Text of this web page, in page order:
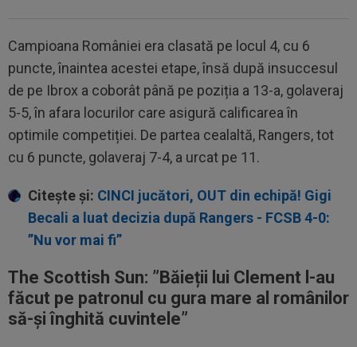
Campioana României era clasată pe locul 4, cu 6
puncte, înaintea acestei etape, însă după insuccesul
de pe Ibrox a coborât până pe poziția a 13-a, golaveraj
5-5, în afara locurilor care asigură calificarea în
optimile competiției. De partea cealaltă, Rangers, tot
cu 6 puncte, golaveraj 7-4, a urcat pe 11.
Citește și: CINCI jucători, OUT din echipă! Gigi
Becali a luat decizia după Rangers - FCSB 4-0:
”Nu vor mai fi”
The Scottish Sun: ”Băieții lui Clement l-au
făcut pe patronul cu gura mare al românilor
să-și înghită cuvintele”